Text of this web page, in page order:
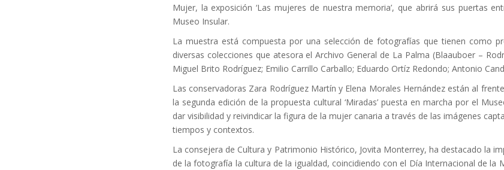
Mujer, la exposición ‘Las mujeres de nuestra memoria’, que abrirá sus puertas
Museo Insular.
La muestra está compuesta por una selección de fotografías que tienen como
diversas colecciones que atesora el Archivo General de La Palma (Blaauboer –
Miguel Brito Rodríguez; Emilio Carrillo Carballo; Eduardo Ortíz Redondo; Antonio
Las conservadoras Zara Rodríguez Martín y Elena Morales Hernández están al
la segunda edición de la propuesta cultural ‘Miradas’ puesta en marcha por el
dar visibilidad y reivindicar la figura de la mujer canaria a través de las imágenes
tiempos y contextos.
La consejera de Cultura y Patrimonio Histórico, Jovita Monterrey, ha destacado la
de la fotografía la cultura de la igualdad, coincidiendo con el Día Internacional de la